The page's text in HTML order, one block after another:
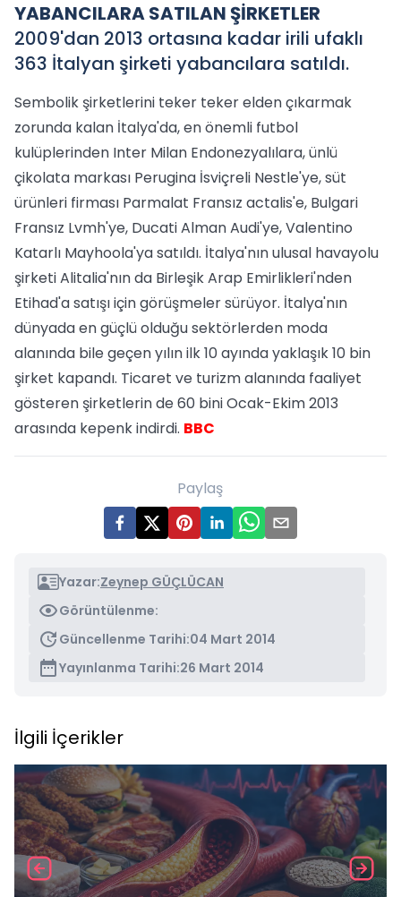
YABANCILARA SATILAN ŞİRKETLER
2009'dan 2013 ortasına kadar irili ufaklı
363 İtalyan şirketi yabancılara satıldı.
Sembolik şirketlerini teker teker elden çıkarmak
zorunda kalan İtalya'da, en önemli futbol
kulüplerinden Inter Milan Endonezyalılara, ünlü
çikolata markası Perugina İsviçreli Nestle'ye, süt
ürünleri firması Parmalat Fransız actalis'e, Bulgari
Fransız Lvmh'ye, Ducati Alman Audi'ye, Valentino
Katarlı Mayhoola'ya satıldı. İtalya'nın ulusal havayolu
şirketi Alitalia'nın da Birleşik Arap Emirlikleri'nden
Etihad'a satışı için görüşmeler sürüyor. İtalya'nın
dünyada en güçlü olduğu sektörlerden moda
alanında bile geçen yılın ilk 10 ayında yaklaşık 10 bin
şirket kapandı. Ticaret ve turizm alanında faaliyet
gösteren şirketlerin de 60 bini Ocak-Ekim 2013
arasında kepenk indirdi. BBC
Paylaş
Yazar:Zeynep GÜÇLÜCAN
Görüntülenme:
Güncellenme Tarihi:04 Mart 2014
Yayınlanma Tarihi:26 Mart 2014
İlgili İçerikler